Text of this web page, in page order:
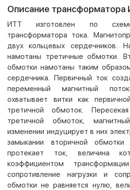
Описание
ИТТ изготовлен по схеме
трансформатора тока.
двух кольцевых сердечников.
намотаны третичные обмотки.
обмотки намотаны таким
сердечника. Первичный ток
переменный магнитный
охватывает витки как
третичной обмоток.
третичной обмоток,
изменении индуцирует в них
замыкании вторичной
протекает ток, величина
коэффициентом
сопротивление нагрузки и
обмотки не равняется нулю,